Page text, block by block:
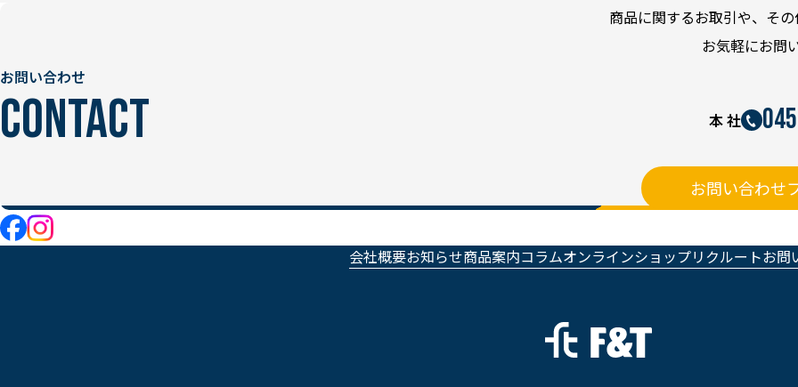
お問い合わせ
CONTACT
商品に関するお取引や、そ
お気軽にお問
本 社
お問い合わせ
会社概要お知らせ商品案内コラムオンラインショップリクルートお問